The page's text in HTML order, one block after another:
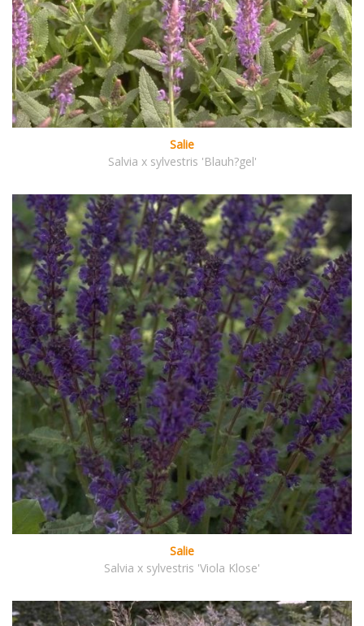
Salie
Salvia x sylvestris 'Blauh?gel'
Salie
Salvia x sylvestris 'Viola Klose'